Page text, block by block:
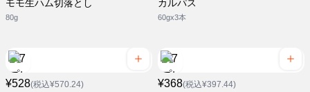
モモ生ハム切落とし
80g
カルパス
60gx3本
¥528(税込¥570.24) ¥368(税込¥397.44)